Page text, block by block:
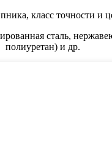
класс точности и
сталь,
полиуретан) и др.